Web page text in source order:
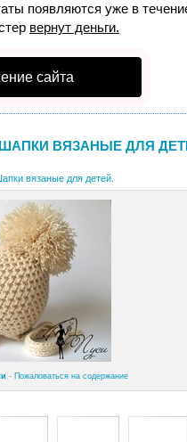
появляются уже в
вернут деньги.
сайта
ШАПКИ ВЯЗАНЫЕ ДЛЯ
вязаные для детей.
- Пожаловаться на содержание